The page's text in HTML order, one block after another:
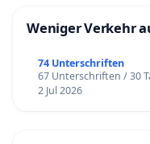
Weniger Verkehr
74 Unterschriften
67 Unterschriften / 30
2 Jul 2026